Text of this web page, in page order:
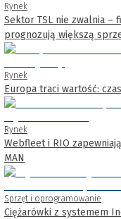
Rynek
Sektor TSL nie zwalnia
prognozują większą
Rynek
Europa traci wartość:
Rynek
Webfleet i RIO
MAN
Sprzęt i oprogramowanie
Ciężarówki z systemem